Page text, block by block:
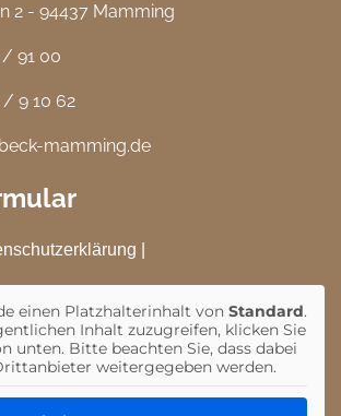
2 - 94437 Mamming
/ 91 00
/ 9 10 62
mamming.de
einen Platzhalterinhalt von Standard.
Inhalt zuzugreifen, klicken Sie
unten. Bitte beachten Sie, dass dabei
weitergegeben werden.